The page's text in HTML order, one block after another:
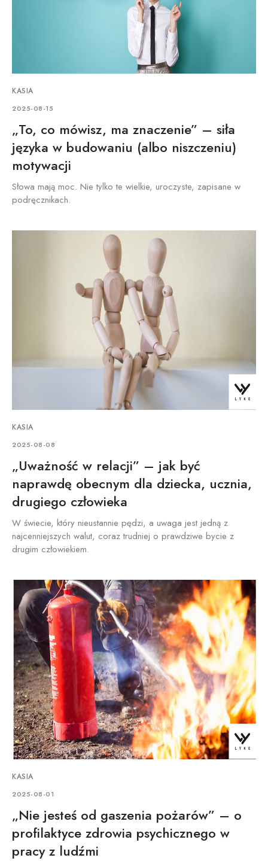
KASIA
2025-08-15
„To, co mówisz, ma znaczenie” – siła
języka w budowaniu (albo niszczeniu)
motywacji
Słowa mają moc. Nie tylko te wielkie, uroczyste, zapisane w
podręcznikach.
KASIA
2025-08-08
„Uważność w relacji” – jak być
naprawdę obecnym dla dziecka, ucznia,
drugiego człowieka
W świecie, który nieustannie pędzi, a uwaga jest jedną z
najcenniejszych walut, coraz trudniej o prawdziwe bycie z
drugim człowiekiem.
KASIA
2025-08-01
„Nie jesteś od gaszenia pożarów” – o
profilaktyce zdrowia psychicznego w
pracy z ludźmi